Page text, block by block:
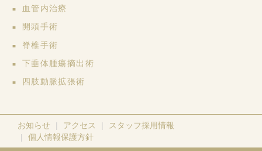
血管内治療
開頭手術
脊椎手術
下垂体腫瘍摘出術
四肢動脈拡張術
お知らせ アクセス
スタッフ採用情報
個人情報保護方針